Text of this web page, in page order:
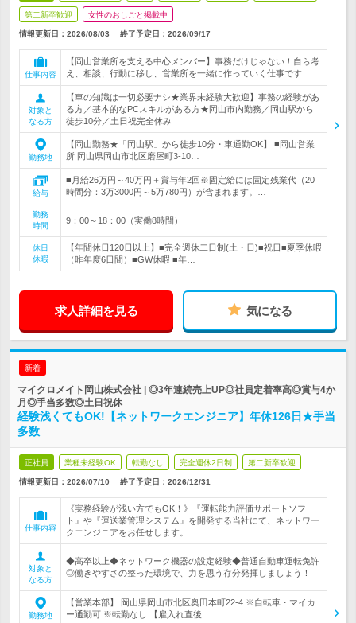
第二新卒歓迎 女性のおしごと掲載中
情報更新日：2026/08/03 終了予定日： 2026/09/17
仕事内容
【岡山営業所を支える中心メンバー】事務だけじゃない！自ら考
え、相談、行動に移し、営業所を一緒に作っていく仕事です
対象と
なる方
【車の知識は一切必要ナシ★業界未経験大歓迎】事務の経験があ
る方／基本的なPCスキルがある方★岡山市内勤務／岡山駅から
徒歩10分／土日祝完全休み
勤務地
【岡山勤務★「岡山駅」から徒歩10分・車通勤OK】 ■岡山営業
所 岡山県岡山市北区磨屋町3-10…
給与
■月給26万円～40万円＋賞与年2回※固定給には固定残業代（20
時間分：3万3000円～5万780円）が含まれます。…
勤務
時間
9：00～18：00（実働8時間）
休日
休暇
【年間休日120日以上】■完全週休二日制(土・日)■祝日■夏季休暇
（昨年度6日間）■GW休暇 ■年…
求人詳細を見る 気になる
新着
マイクロメイト岡山株式会社 | ◎3年連続売上UP◎社員定着率高◎賞与4か
月◎手当多数◎土日祝休
経験浅くてもOK!【ネットワークエンジニア】年休126日★手当
多数
正社員 業種未経験OK 転勤なし 完全週休2日制 第二新卒歓迎
情報更新日：2026/07/10 終了予定日： 2026/12/31
仕事内容
《実務経験が浅い方でもOK！》『運転能力評価サポートソフ
ト』や『運送業管理システム』を開発する当社にて、ネットワー
クエンジニアをお任せします。
対象と
なる方
◆高卒以上◆ネットワーク機器の設定経験◆普通自動車運転免許
◎働きやすさの整った環境で、力を思う存分発揮しましょう！
勤務地
【営業本部】 岡山県岡山市北区奥田本町22-4 ※自転車・マイカ
ー通勤可 ※転勤なし 【雇入れ直後…